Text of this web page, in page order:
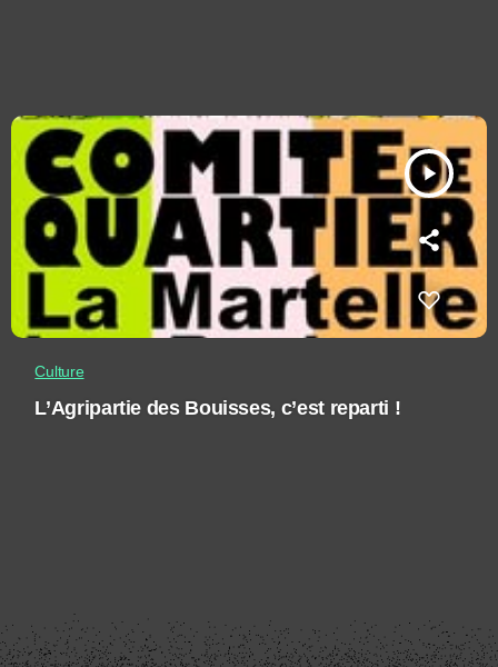
play_arrow
Culture
L’Agripartie des Bouisses, c’est reparti !